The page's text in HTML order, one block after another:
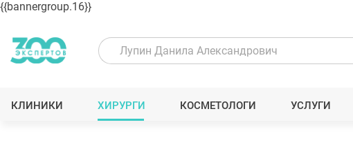
{{bannergroup.16}}
КЛИНИКИ ХИРУРГИ КОСМЕТОЛОГИ УСЛУГИ